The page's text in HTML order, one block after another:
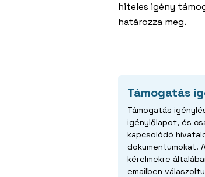
hiteles igény
határozza meg.
Támogatás
Támogatás
igénylőlapot, és
kapcsolódó
dokumentumokat.
kérelmekre
emailben